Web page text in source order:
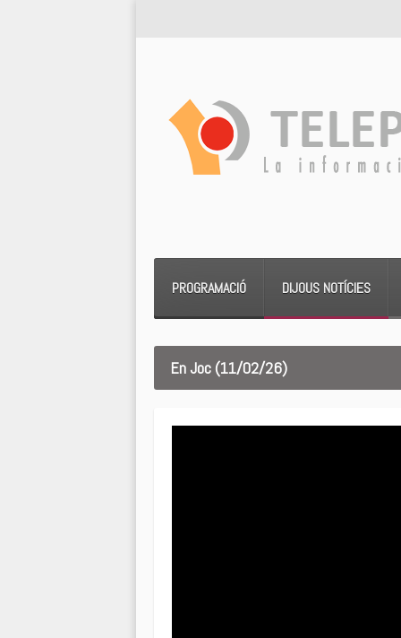
PROGRAMACIÓ DIJOUS NOTÍCIES
En Joc (11/02/26)